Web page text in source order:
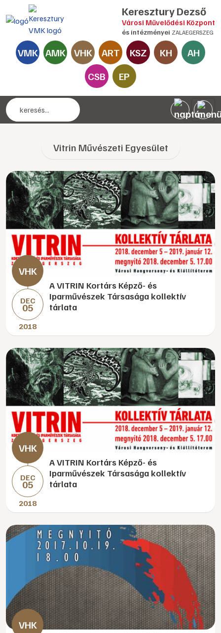
Keresztury Dezső
Városi Művelődési Központ
és intézményei ZALAEGERSZEG
VMK AMK VHK ART KSZ KH
AH
CSB
EP
Vitrin Művészeti Egyesület
DEC
05
2018
A VITRIN Kortárs Képző- és
Iparművészek Társasága kollektív
tárlata
DEC
05
2018
A VITRIN Kortárs Képző- és
Iparművészek Társasága kollektív
tárlata